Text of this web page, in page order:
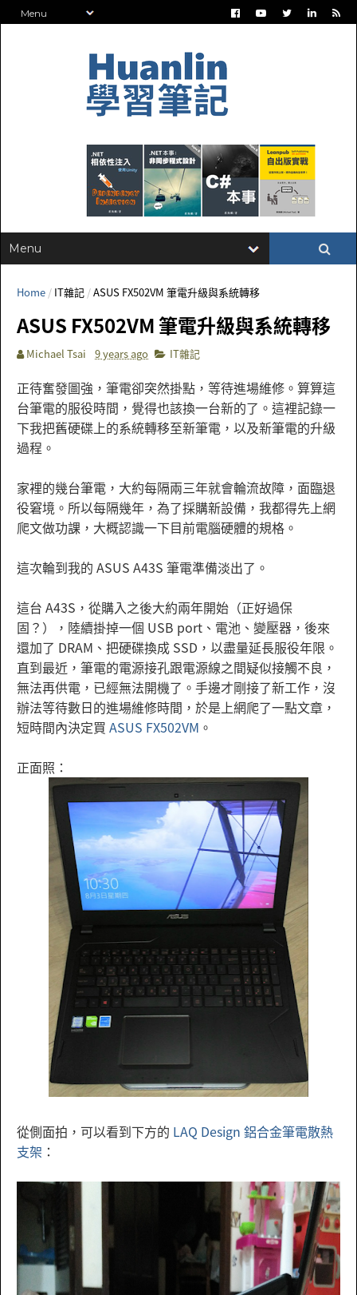
Home / IT雜記 /ASUS FX502VM 筆電升級與系統轉移
ASUS FX502VM 筆電升級與系統轉移
Michael Tsai 9 years ago IT雜記
正待奮發圖強，筆電卻突然掛點，等待進場維修。算算這
台筆電的服役時間，覺得也該換一台新的了。這裡記錄一
下我把舊硬碟上的系統轉移至新筆電，以及新筆電的升級
過程。
家裡的幾台筆電，大約每隔兩三年就會輪流故障，面臨退
役窘境。所以每隔幾年，為了採購新設備，我都得先上網
爬文做功課，大概認識一下目前電腦硬體的規格。
這次輪到我的 ASUS A43S 筆電準備淡出了。
這台 A43S，從購入之後大約兩年開始（正好過保
固？），陸續掛掉一個 USB port、電池、變壓器，後來
還加了 DRAM、把硬碟換成 SSD，以盡量延長服役年限。
直到最近，筆電的電源接孔跟電源線之間疑似接觸不良，
無法再供電，已經無法開機了。手邊才剛接了新工作，沒
辦法等待數日的進場維修時間，於是上網爬了一點文章，
短時間內決定買 ASUS FX502VM 。
正面照：
從側面拍，可以看到下方的 LAQ Design 鋁合金筆電散熱
支架 ：